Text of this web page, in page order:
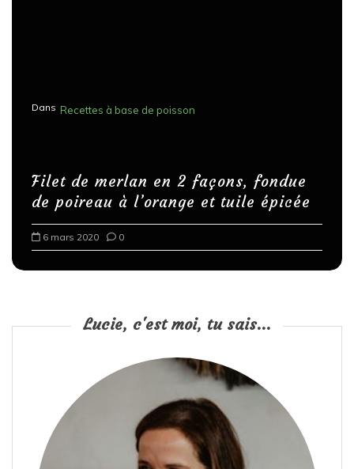
Dans Recettes à base de poisson
Filet de merlan en 2 façons, fondue
de poireau à l’orange et tuile épicée
6 mars 2020 0
Lucie, c'est moi, tu sais...